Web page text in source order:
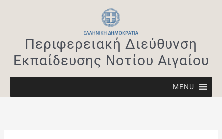
Περιφερειακή Διεύθυνση
Εκπαίδευσης Νοτίου Αιγαίου
MENU